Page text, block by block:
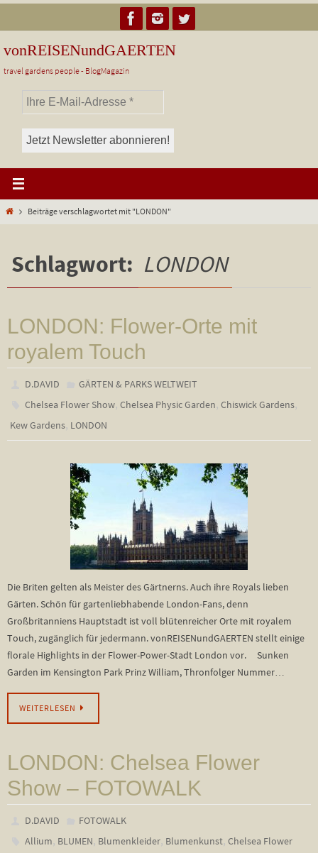
Inhalt
springen
vonREISENundGAERTEN
travel gardens people - BlogMagazin
StartBeiträge verschlagwortet mit "LONDON"
Schlagwort: LONDON
LONDON: Flower-Orte mit
royalem Touch
D.DAVID
GÄRTEN & PARKS WELTWEIT
Chelsea Flower Show,Chelsea Physic Garden,Chiswick Gardens,
Kew Gardens, LONDON
Die Briten gelten als Meister des Gärtnerns. Auch ihre Royals lieben
Gärten. Schön für gartenliebhabende London-Fans, denn
Großbritanniens Hauptstadt ist voll blütenreicher Orte mit royalem
Touch, zugänglich für jedermann. vonREISENundGAERTEN stellt einige
florale Highlights in der Flower-Power-Stadt London vor. Sunken
Garden im Kensington Park Prinz William, Thronfolger Nummer…
WEITERLESEN
LONDON: Chelsea Flower
Show – FOTOWALK
D.DAVID
FOTOWALK
Allium, BLUMEN, Blumenkleider, Blumenkunst,Chelsea Flower